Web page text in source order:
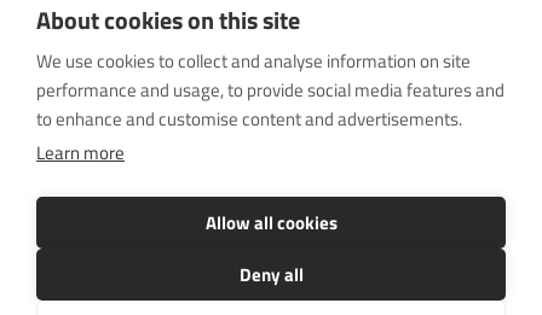
About cookies on this site
We use cookies to collect and analyse information on site
performance and usage, to provide social media features and
to enhance and customise content and advertisements.
Learn more
Allow all cookies
Deny all
Our Partners
FAQ
Work with us
Media Kit